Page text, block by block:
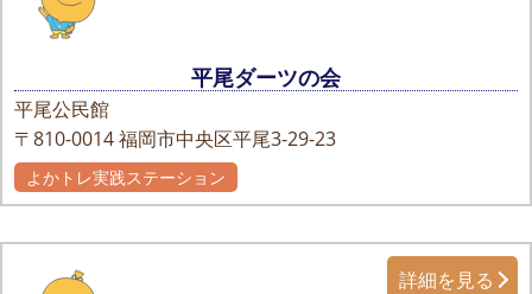
平尾ダーツの会
平尾公民館
〒810-0014福岡市中央区平尾3-29-23
よかトレ実践ステーション
詳細を見る